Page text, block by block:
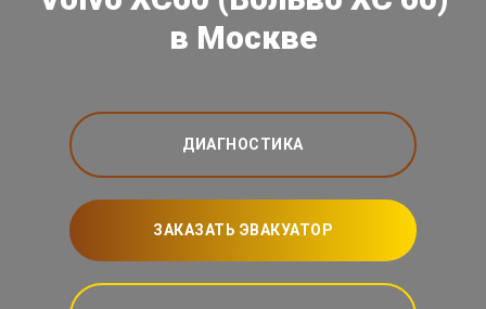
в Москве
ДИАГНОСТИКА
ЗАКАЗАТЬ ЭВАКУАТОР